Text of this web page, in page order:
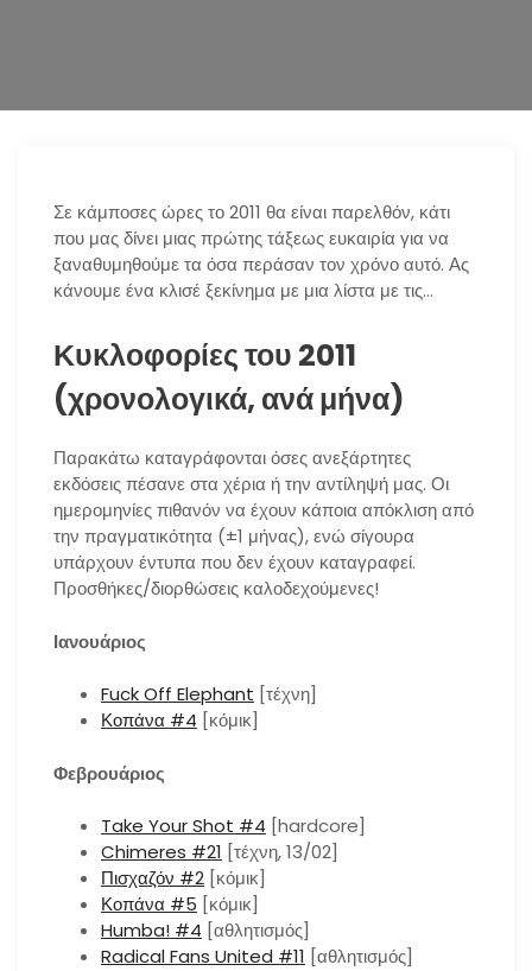
Σε κάμποσες ώρες το 2011 θα είναι παρελθόν, κάτι
που μας δίνει μιας πρώτης τάξεως ευκαιρία για να
ξαναθυμηθούμε τα όσα περάσαν τον χρόνο αυτό. Ας
κάνουμε ένα κλισέ ξεκίνημα με μια λίστα με τις…
Κυκλοφορίες του 2011
(χρονολογικά, ανά μήνα)
Παρακάτω καταγράφονται όσες ανεξάρτητες
εκδόσεις πέσανε στα χέρια ή την αντίληψή μας. Οι
ημερομηνίες πιθανόν να έχουν κάποια απόκλιση από
την πραγματικότητα (±1 μήνας), ενώ σίγουρα
υπάρχουν έντυπα που δεν έχουν καταγραφεί.
Προσθήκες/διορθώσεις καλοδεχούμενες!
Ιανουάριος
Fuck Off Elephant [τέχνη]
Κοπάνα #4 [κόμικ]
Φεβρουάριος
Take Your Shot #4 [hardcore]
Chimeres #21 [τέχνη, 13/02]
Πισχαζόν #2 [κόμικ]
Κοπάνα #5 [κόμικ]
Humba! #4 [αθλητισμός]
Radical Fans United #11 [αθλητισμός]